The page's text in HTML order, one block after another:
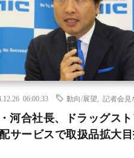
06:00:33 動向/展望 記者会見
河合社長、ドラッグス
サービスで取扱品拡大